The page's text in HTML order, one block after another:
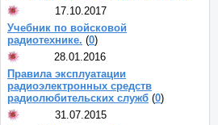
17.10.2017
Учебник по войсковой
радиотехнике. (0)
28.01.2016
Правила эксплуатации
радиоэлектронных средств
радиолюбительских служб (0)
31.07.2015